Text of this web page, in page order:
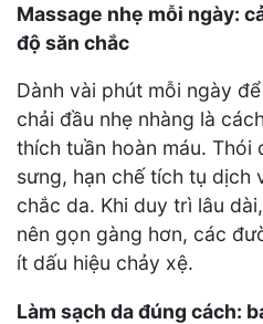
Massage nhẹ mỗi ngày:
độ săn chắc
Dành vài phút mỗi ngày
chải đầu nhẹ nhàng là
thích tuần hoàn máu. Thói
sưng, hạn chế tích tụ dịch
chắc da. Khi duy trì lâu
nên gọn gàng hơn, các
ít dấu hiệu chảy xệ.
Làm sạch da đúng cách: